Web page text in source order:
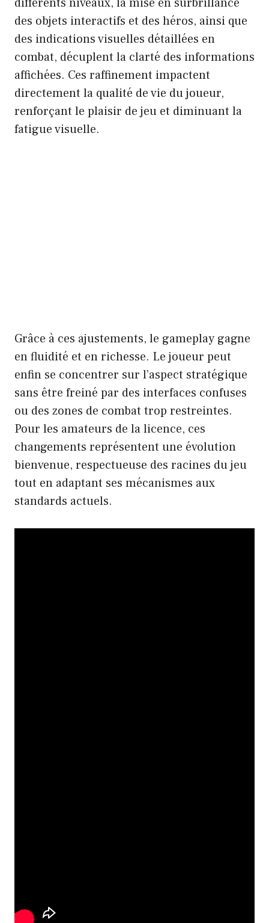
des objets interactifs et des héros, ainsi que
des indications visuelles détaillées en
combat, décuplent la clarté des informations
affichées. Ces raffinement impactent
directement la qualité de vie du joueur,
renforçant le plaisir de jeu et diminuant la
fatigue visuelle.
Grâce à ces ajustements, le gameplay gagne
en fluidité et en richesse. Le joueur peut
enfin se concentrer sur l’aspect stratégique
sans être freiné par des interfaces confuses
ou des zones de combat trop restreintes.
Pour les amateurs de la licence, ces
changements représentent une évolution
bienvenue, respectueuse des racines du jeu
tout en adaptant ses mécanismes aux
standards actuels.